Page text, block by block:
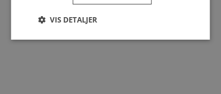
VIS DETALJER